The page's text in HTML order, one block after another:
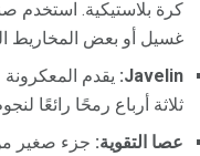
كرة بلاستيكية. استخدم
غسيل أو بعض المخاريط
Javelin: يقدم
ثلاثة أرباع رمحًا رائعًا
عصا التقوية: جزء صغير